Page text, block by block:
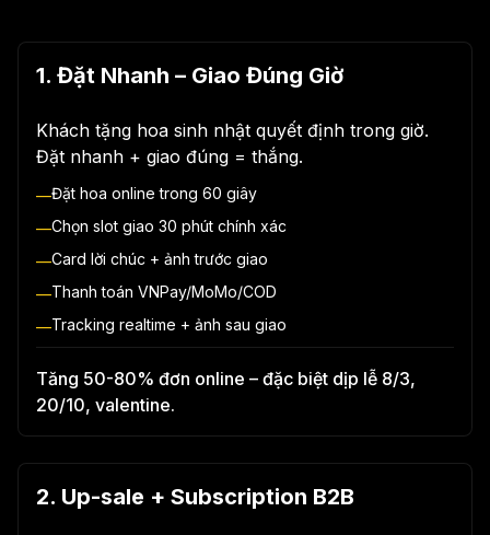
1. Đặt Nhanh – Giao Đúng Giờ
Khách tặng hoa sinh nhật quyết định trong giờ.
Đặt nhanh + giao đúng = thắng.
—Đặt hoa online trong 60 giây
—Chọn slot giao 30 phút chính xác
—Card lời chúc + ảnh trước giao
—Thanh toán VNPay/MoMo/COD
—Tracking realtime + ảnh sau giao
Tăng 50-80% đơn online – đặc biệt dịp lễ 8/3,
20/10, valentine.
2. Up-sale + Subscription B2B